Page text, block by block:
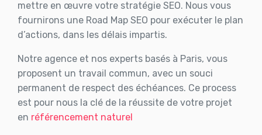
mettre en œuvre votre stratégie SEO. Nous vous
fournirons une Road Map SEO pour exécuter le plan
d’actions, dans les délais impartis.
Notre agence et nos experts basés à Paris, vous
proposent un travail commun, avec un souci
permanent de respect des échéances. Ce process
est pour nous la clé de la réussite de votre projet
en référencement naturel